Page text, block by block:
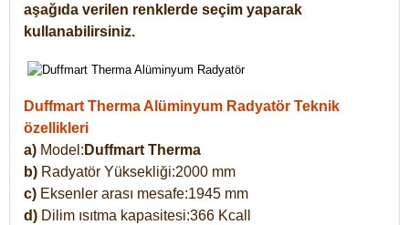
aşağıda verilen renklerde seçim yaparak
kullanabilirsiniz.
Duffmart Therma Alüminyum Radyatör Teknik
özellikleri
a) Model: Duffmart Therma
b) Radyatör Yüksekliği:2000 mm
c) Eksenler arası mesafe:1945 mm
d) Dilim ısıtma kapasitesi:366 Kcall